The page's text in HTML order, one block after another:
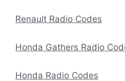
Renault Radio Codes
Honda Gathers Radio
Honda Radio Codes